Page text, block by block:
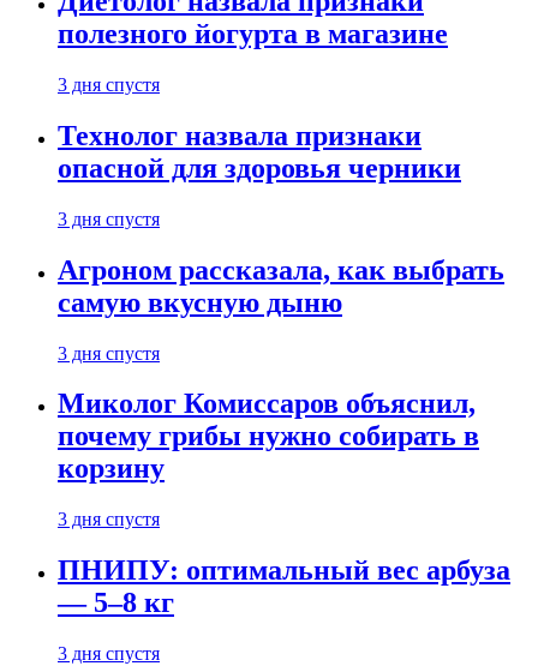
полезного йогурта в магазине
3 дня спустя
Технолог назвала признаки
опасной для здоровья черники
3 дня спустя
Агроном рассказала, как выбрать
самую вкусную дыню
3 дня спустя
Миколог Комиссаров объяснил,
почему грибы нужно собирать в
корзину
3 дня спустя
ПНИПУ: оптимальный вес арбуза
— 5–8 кг
3 дня спустя